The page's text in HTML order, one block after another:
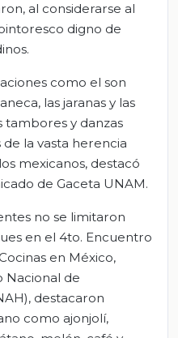
al considerarse al
digno de
como el son
las jaranas y las
tambores y danzas
de la vasta herencia
mexicanos, destacó
de Gaceta UNAM.
no se limitaron
en el 4to. Encuentro
en México,
Nacional de
destacaron
como ajonjolí,